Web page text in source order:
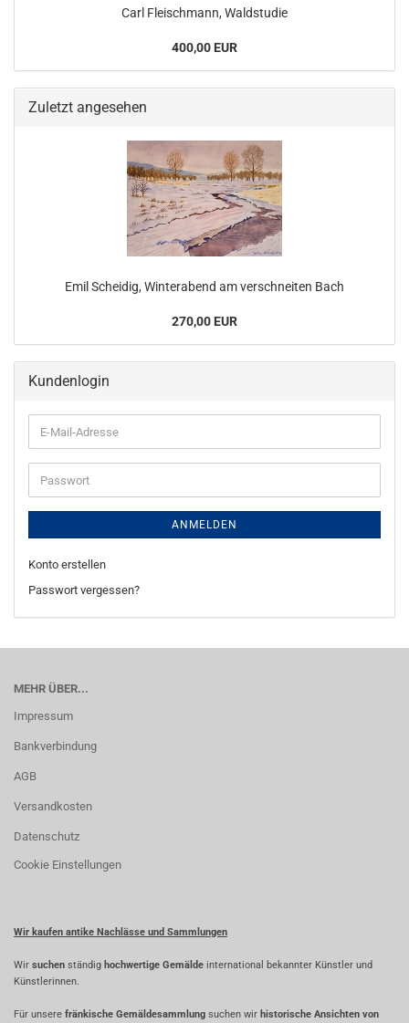
Carl Fleischmann, Waldstudie
400,00 EUR
Zuletzt angesehen
Emil Scheidig, Winterabend am verschneiten Bach
270,00 EUR
Kundenlogin
E-
Mail-
Adresse
Passwort
ANMELDEN
Konto erstellen
Passwort vergessen?
MEHR ÜBER...
Impressum
Bankverbindung
AGB
Versandkosten
Datenschutz
Cookie Einstellungen
Wir kaufen antike Nachlässe und Sammlungen
Wir suchen ständig hochwertige Gemälde international bekannter Künstler und
Künstlerinnen.
Für unsere fränkische Gemäldesammlung suchen wir historische Ansichten von